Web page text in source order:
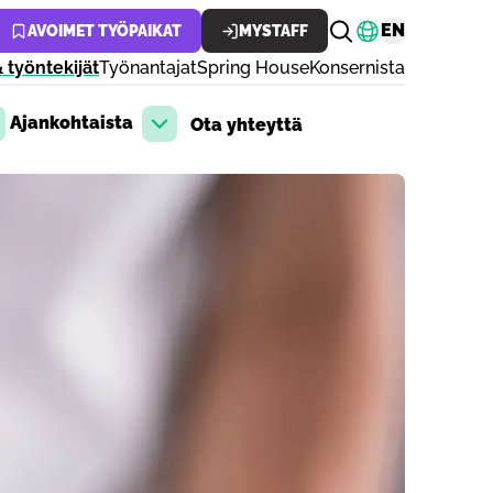
AVOIMET TYÖPAIKAT MYSTAFF Vaihda
EN
työntekijätTyönantajatSpring HouseKonsernista
pudotusvalikko
Ajankohtaista
Avaa pudotusvalikko
Ota yhteyttä